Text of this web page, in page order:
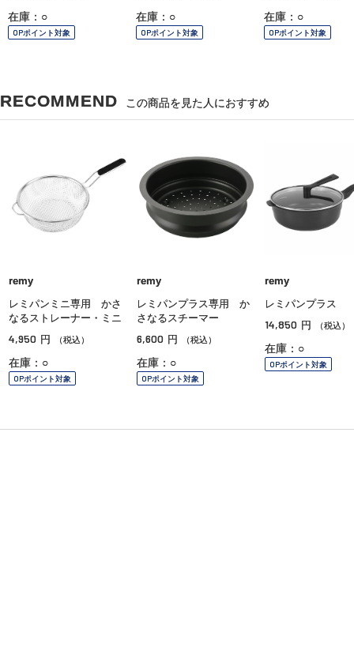
在庫：○
OPポイント対象
在庫：○
OPポイント対象
在庫：○
OPポイント対象
RECOMMEND この商品を見た人におすすめ
remy
レミパンミニ専用 かさ
なるストレーナー・ミニ
4,950 円 （税込）
在庫：○
OPポイント対象
remy
レミパンプラス専用 か
さなるスチーマー
6,600 円 （税込）
在庫：○
OPポイント対象
remy
レミパンプラス
14,850 円 （税込）
在庫：○
OPポイント対象